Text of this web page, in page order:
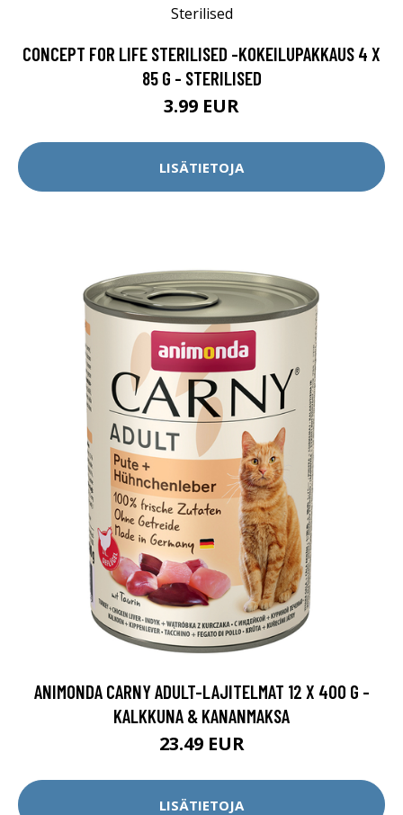
CONCEPT FOR LIFE STERILISED -KOKEILUPAKKAUS 4 X
85 G - STERILISED
3.99 EUR
LISÄTIETOJA
ANIMONDA CARNY ADULT-LAJITELMAT 12 X 400 G -
KALKKUNA & KANANMAKSA
23.49 EUR
LISÄTIETOJA